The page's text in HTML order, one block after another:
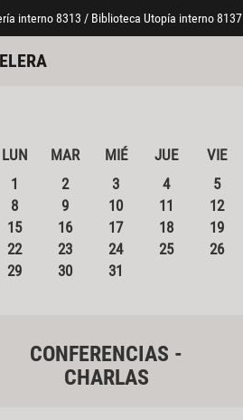
interno 8313 / Biblioteca Utopía interno 8137
LUN MAR MIÉ JUE VIE
1
2 3 4 5
8 9 10 11 12
15 16 17 18 19
22 23 24 25 26
29 30 31
CONFERENCIAS -
CHARLAS